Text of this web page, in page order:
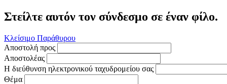
Στείλτε αυτόν τον σύνδεσμο σε έναν φίλο.
Κλείσιμο Παράθυρου
Αποστολή προς
Αποστολέας
Η διεύθυνση ηλεκτρονικού ταχυδρομείου σας
Θέμα